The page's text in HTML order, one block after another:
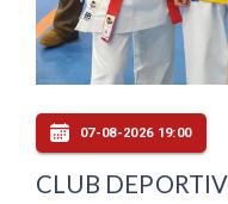
07-08-2026 19:00
CLUB